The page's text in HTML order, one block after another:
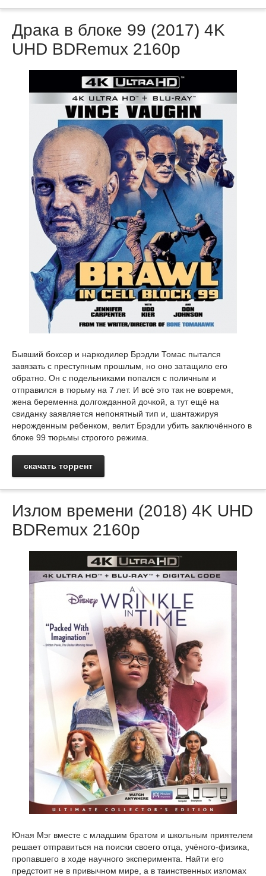
Драка в блоке 99 (2017) 4K
UHD BDRemux 2160p
Бывший боксер и наркодилер Брэдли Томас пытался
завязать с преступным прошлым, но оно затащило его
обратно. Он с подельниками попался с поличным и
отправился в тюрьму на 7 лет. И всё это так не вовремя,
жена беременна долгожданной дочкой, а тут ещё на
свиданку заявляется непонятный тип и, шантажируя
нерожденным ребенком, велит Брэдли убить заключённого в
блоке 99 тюрьмы строгого режима.
скачать торрент
Излом времени (2018) 4K UHD
BDRemux 2160p
Юная Мэг вместе с младшим братом и школьным приятелем
решает отправиться на поиски своего отца, учёного-физика,
пропавшего в ходе научного эксперимента. Найти его
предстоит не в привычном мире, а в таинственных изломах